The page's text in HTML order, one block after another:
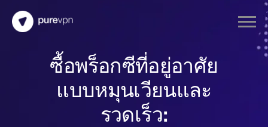
ซื้อพร็อกซีที่อยู่อาศัย
แบบหมุนเวียนและ
รวดเร็ว: